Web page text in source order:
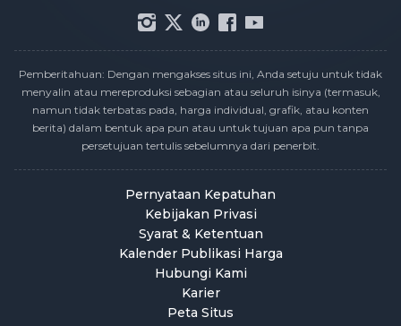
Pemberitahuan: Dengan mengakses situs ini, Anda setuju untuk tidak
menyalin atau mereproduksi sebagian atau seluruh isinya (termasuk,
namun tidak terbatas pada, harga individual, grafik, atau konten
berita) dalam bentuk apa pun atau untuk tujuan apa pun tanpa
persetujuan tertulis sebelumnya dari penerbit.
Pernyataan Kepatuhan
Kebijakan Privasi
Syarat & Ketentuan
Kalender Publikasi Harga
Hubungi Kami
Karier
Peta Situs